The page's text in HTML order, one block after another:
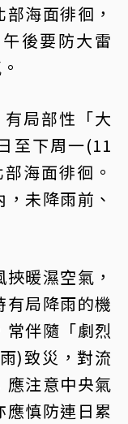
海面徘徊，
後要防大雷
局部性「大
至下周一(11
海面徘徊。
未降雨前、
暖濕空氣，
有局降雨的機
伴隨「劇烈
)致災，對流
應注意中央氣
慎防連日累